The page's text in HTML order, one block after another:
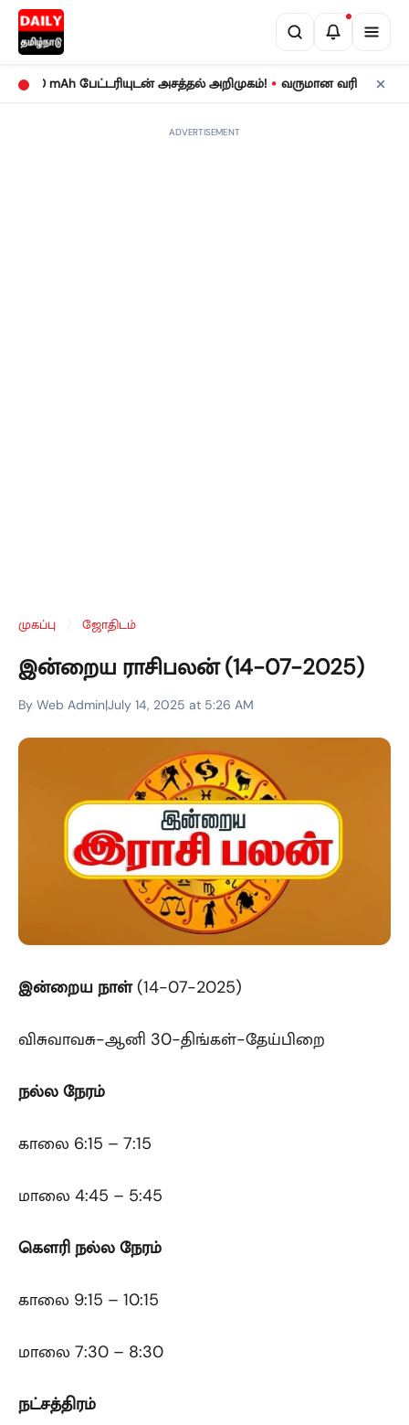
பேட்டரியுடன் அசத்தல் அறிமுகம்! • வருமான வரிக் கணக்குத்
ADVERTISEMENT
முகப்பு ஜோதிடம்
இன்றைய ராசிபலன் (14-07-2025)
By Web Admin|July 14, 2025 at 5:26 AM
இன்றைய நாள்(14-07-2025)
விசுவாவசு-ஆனி 30-திங்கள்-தேய்பிறை
நல்ல நேரம்
காலை 6:15 – 7:15
மாலை 4:45 – 5:45
கௌரி நல்ல நேரம்
காலை 9:15 – 10:15
மாலை 7:30 – 8:30
நட்சத்திரம்